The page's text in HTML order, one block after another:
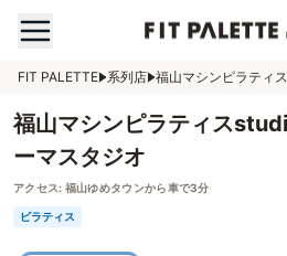
FIT PALETTE 系列店 福山マシンピラティ
福山マシンピラティス
ーマスタジオ
アクセス: 福山ゆめタウンから車で3分
ピラティス